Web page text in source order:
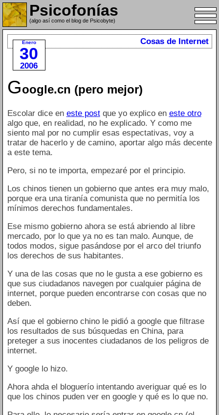
Psicofonías
(algo así como el blog de Psicobyte)
Enero
30
2006
Cosas de Internet
Google.cn (pero mejor)
Escolar dice en este postque yo explico en este otro
algo que, en realidad, no he explicado. Y como me
siento mal por no cumplir esas espectativas, voy a
tratar de hacerlo y de camino, aportar algo más decente
a este tema.
Pero, si no te importa, empezaré por el principio.
Los chinos tienen un gobierno que antes era muy malo,
porque era una tiranía comunista que no permitía los
mínimos derechos fundamentales.
Ese mismo gobierno ahora se está abriendo al libre
mercado, por lo que ya no es tan malo. Aunque, de
todos modos, sigue pasándose por el arco del triunfo
los derechos de sus habitantes.
Y una de las cosas que no le gusta a ese gobierno es
que sus ciudadanos navegen por cualquier página de
internet, porque pueden encontrarse con cosas que no
deben.
Así que el gobierno chino le pidió a google que filtrase
los resultados de sus búsquedas en China, para
preteger a sus inocentes ciudadanos de los peligros de
internet.
Y google lo hizo.
Ahora ahda el bloguerío intentando averiguar qué es lo
que los chinos puden ver en google y qué es lo que no.